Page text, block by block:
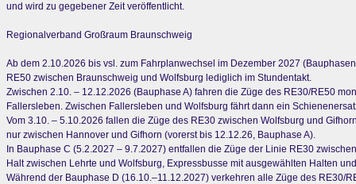
und wird zu gegebener Zeit veröffentlicht.
Regionalverband Großraum Braunschweig
Ab dem 2.10.2026 bis vsl. zum Fahrplanwechsel im Dezember 2027
RE50 zwischen Braunschweig und Wolfsburg lediglich im Stundentakt.
Zwischen 2.10. – 12.12.2026 (Bauphase A) fahren die Züge des RE30/RE50
Fallersleben. Zwischen Fallersleben und Wolfsburg fährt dann ein
Vom 3.10. – 5.10.2026 fallen die Züge des RE30 zwischen Wolfsburg und
nur zwischen Hannover und Gifhorn (vorerst bis 12.12.26, Bauphase A).
In Bauphase C (5.2.2027 – 9.7.2027) entfallen die Züge der Linie RE30
Halt zwischen Lehrte und Wolfsburg, Expressbusse mit ausgewählten Halten
Während der Bauphase D (16.10.–11.12.2027) verkehren alle Züge des RE30/